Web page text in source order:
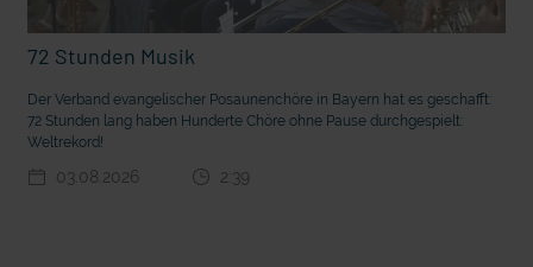
72 Stunden Musik
Der Verband evangelischer Posaunenchöre in Bayern hat es geschafft:
72 Stunden lang haben Hunderte Chöre ohne Pause durchgespielt:
Weltrekord!
03.08.2026 2:39